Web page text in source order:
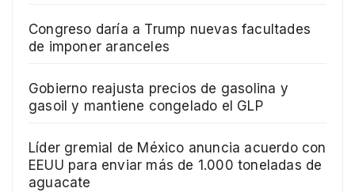
Congreso daría a Trump nuevas facultades
de imponer aranceles
Gobierno reajusta precios de gasolina y
gasoil y mantiene congelado el GLP
Líder gremial de México anuncia acuerdo con
EEUU para enviar más de 1.000 toneladas de
aguacate